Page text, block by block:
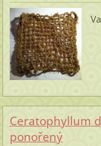
Ceratophyllum
ponořený